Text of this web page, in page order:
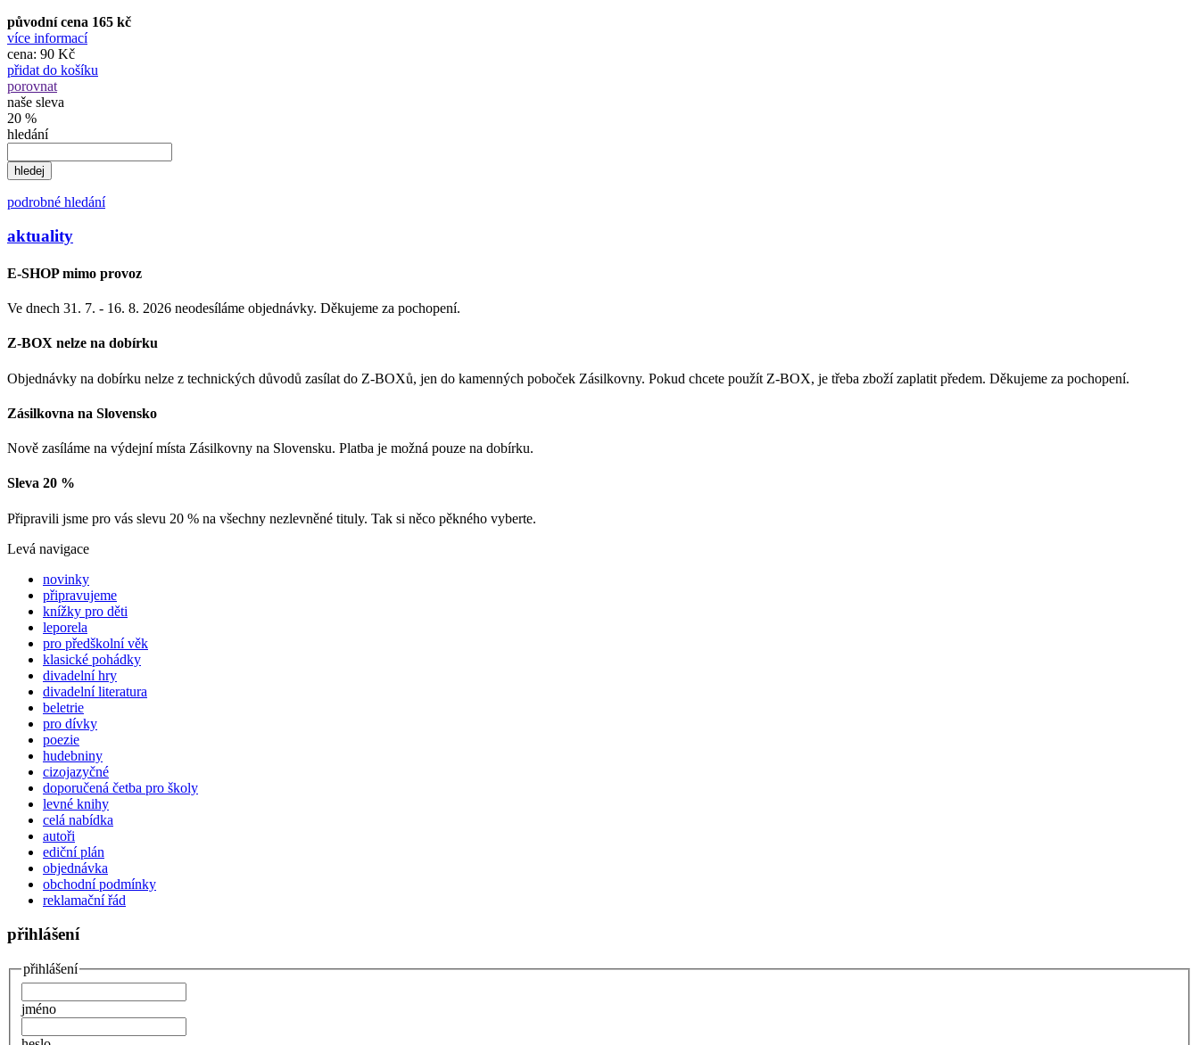
původní cena 165 kč
více informací
cena: 90 Kč
přidat do košíku
porovnat
naše sleva
20 %
hledání
podrobné hledání
aktuality
E-SHOP mimo provoz
Ve dnech 31. 7. - 16. 8. 2026 neodesíláme objednávky. Děkujeme za pochopení.
Z-BOX nelze na dobírku
Objednávky na dobírku nelze z technických důvodů zasílat do Z-BOXů, jen do kamenných poboček Zásilkovny. Pokud chcete použít Z-BOX, je třeba zboží zaplatit předem. Děkujeme za pochopení.
Zásilkovna na Slovensko
Nově zasíláme na výdejní místa Zásilkovny na Slovensku. Platba je možná pouze na dobírku.
Sleva 20 %
Připravili jsme pro vás slevu 20 % na všechny nezlevněné tituly. Tak si něco pěkného vyberte.
Levá navigace
novinky
připravujeme
knížky pro děti
leporela
pro předškolní věk
klasické pohádky
divadelní hry
divadelní literatura
beletrie
pro dívky
poezie
hudebniny
cizojazyčné
doporučená četba pro školy
levné knihy
celá nabídka
autoři
ediční plán
objednávka
obchodní podmínky
reklamační řád
přihlášení
přihlášení
jméno